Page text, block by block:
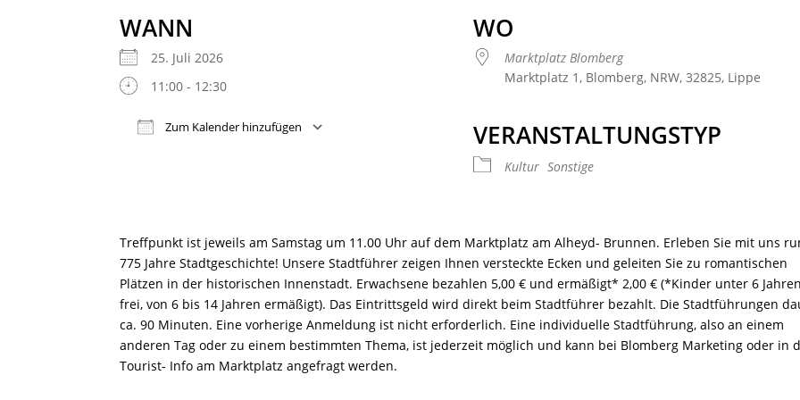
WANN
25. Juli 2026
11:00 - 12:30
Zum Kalender hinzufügen
WO
Marktplatz Blomberg
Marktplatz 1, Blomberg, NRW, 32825, Lippe
VERANSTALTUNGSTYP
Kultur Sonstige
Treffpunkt ist jeweils am Samstag um 11.00 Uhr auf dem Marktplatz am Alheyd- Brunnen. Erleben Sie mit uns
775 Jahre Stadtgeschichte! Unsere Stadtführer zeigen Ihnen versteckte Ecken und geleiten Sie zu romantischen
Plätzen in der historischen Innenstadt. Erwachsene bezahlen 5,00 € und ermäßigt* 2,00 € (*Kinder unter 6 Jahren
frei, von 6 bis 14 Jahren ermäßigt). Das Eintrittsgeld wird direkt beim Stadtführer bezahlt. Die Stadtführungen
ca. 90 Minuten. Eine vorherige Anmeldung ist nicht erforderlich. Eine individuelle Stadtführung, also an einem
anderen Tag oder zu einem bestimmten Thema, ist jederzeit möglich und kann bei Blomberg Marketing oder in
Tourist- Info am Marktplatz angefragt werden.